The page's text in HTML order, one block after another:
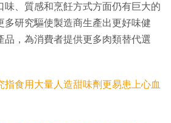
味、質感和烹飪方式方面仍有巨大的
多研究驅使製造商生產出更好味健
品，為消費者提供更多肉類替代選
指食用大量人造甜味劑更易患上心血